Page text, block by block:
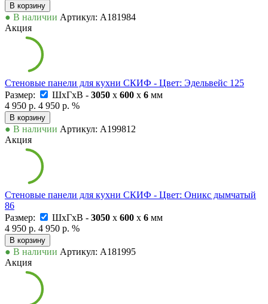
В корзину
● В наличии Артикул: А181984
Акция
Стеновые панели для кухни СКИФ - Цвет: Эдельвейс 125
Размер:
ШxГxВ - 3050 x 600 x 6 мм
4 950 р. 4 950 р. %
В корзину
● В наличии Артикул: А199812
Акция
Стеновые панели для кухни СКИФ - Цвет: Оникс дымчатый
86
Размер:
ШxГxВ - 3050 x 600 x 6 мм
4 950 р. 4 950 р. %
В корзину
● В наличии Артикул: А181995
Акция